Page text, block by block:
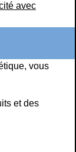
avec
vous
et des